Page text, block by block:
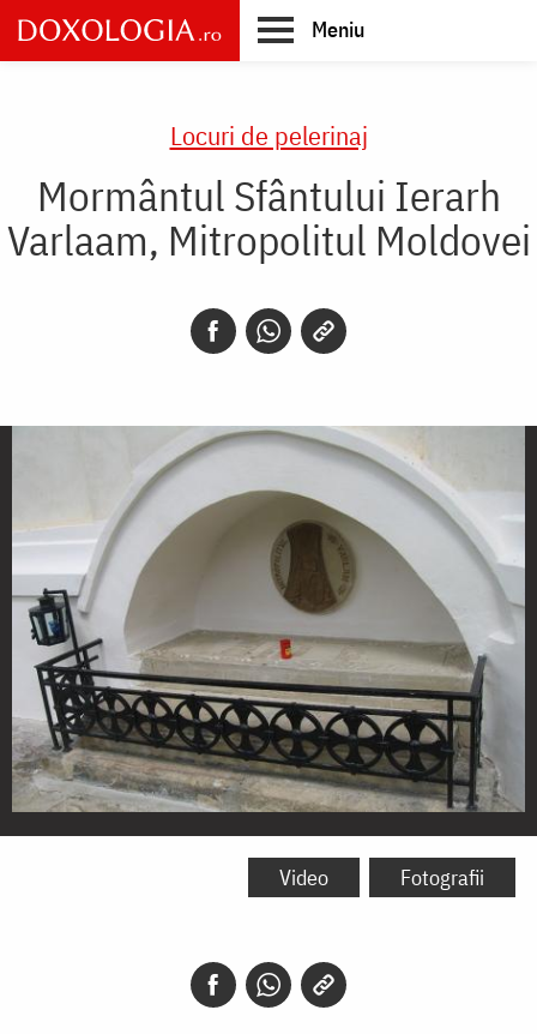
Skip
to
main
Meniu
Locuri de pelerinaj
Mormântul Sfântului Ierarh
Varlaam, Mitropolitul Moldovei
Mormântul
Video Fotografii